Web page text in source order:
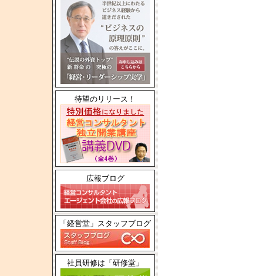
待望のリリース！
広報ブログ
「経営堂」スタッフブログ
社員研修は「研修堂」